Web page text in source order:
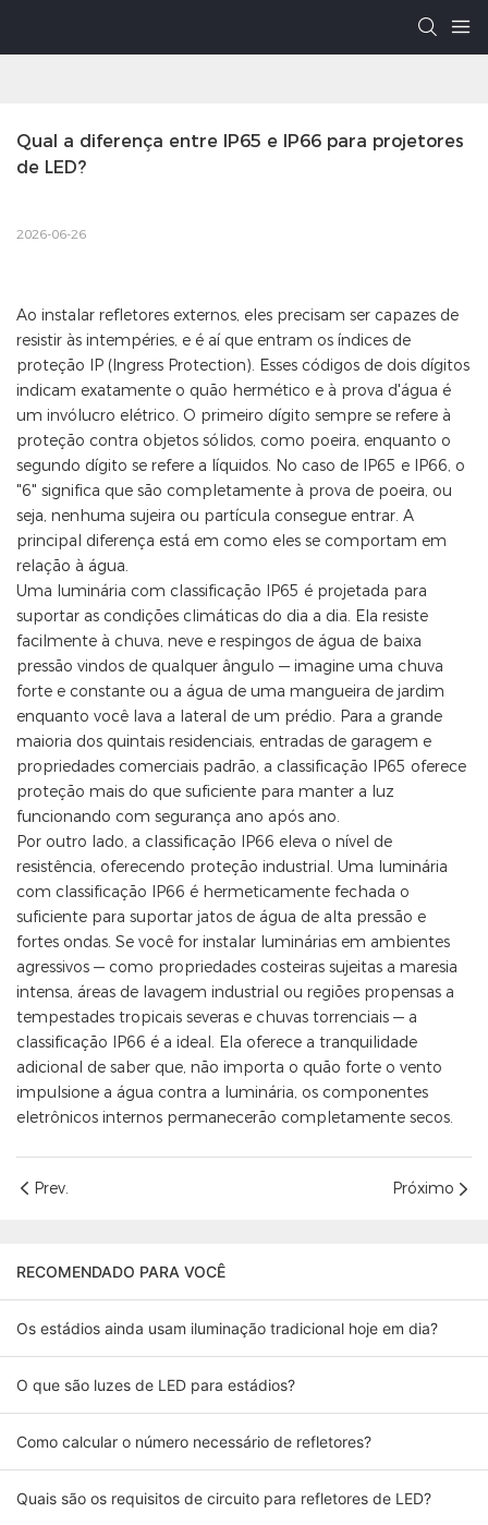
Qual a diferença entre IP65 e IP66 para projetores
de LED?
2026-06-26
Ao instalar refletores externos, eles precisam ser capazes de
resistir às intempéries, e é aí que entram os índices de
proteção IP (Ingress Protection). Esses códigos de dois dígitos
indicam exatamente o quão hermético e à prova d'água é
um invólucro elétrico. O primeiro dígito sempre se refere à
proteção contra objetos sólidos, como poeira, enquanto o
segundo dígito se refere a líquidos. No caso de IP65 e IP66, o
"6" significa que são completamente à prova de poeira, ou
seja, nenhuma sujeira ou partícula consegue entrar. A
principal diferença está em como eles se comportam em
relação à água.
Uma luminária com classificação IP65 é projetada para
suportar as condições climáticas do dia a dia. Ela resiste
facilmente à chuva, neve e respingos de água de baixa
pressão vindos de qualquer ângulo — imagine uma chuva
forte e constante ou a água de uma mangueira de jardim
enquanto você lava a lateral de um prédio. Para a grande
maioria dos quintais residenciais, entradas de garagem e
propriedades comerciais padrão, a classificação IP65 oferece
proteção mais do que suficiente para manter a luz
funcionando com segurança ano após ano.
Por outro lado, a classificação IP66 eleva o nível de
resistência, oferecendo proteção industrial. Uma luminária
com classificação IP66 é hermeticamente fechada o
suficiente para suportar jatos de água de alta pressão e
fortes ondas. Se você for instalar luminárias em ambientes
agressivos — como propriedades costeiras sujeitas a maresia
intensa, áreas de lavagem industrial ou regiões propensas a
tempestades tropicais severas e chuvas torrenciais — a
classificação IP66 é a ideal. Ela oferece a tranquilidade
adicional de saber que, não importa o quão forte o vento
impulsione a água contra a luminária, os componentes
eletrônicos internos permanecerão completamente secos.
Prev. Próximo
RECOMENDADO PARA VOCÊ
Os estádios ainda usam iluminação tradicional hoje em dia?
O que são luzes de LED para estádios?
Como calcular o número necessário de refletores?
Quais são os requisitos de circuito para refletores de LED?